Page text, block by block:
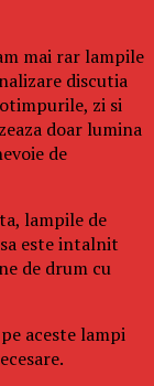
mai rar lampile
discutia
zi si
doar lumina
de
lampile de
este intalnit
de drum cu
aceste lampi